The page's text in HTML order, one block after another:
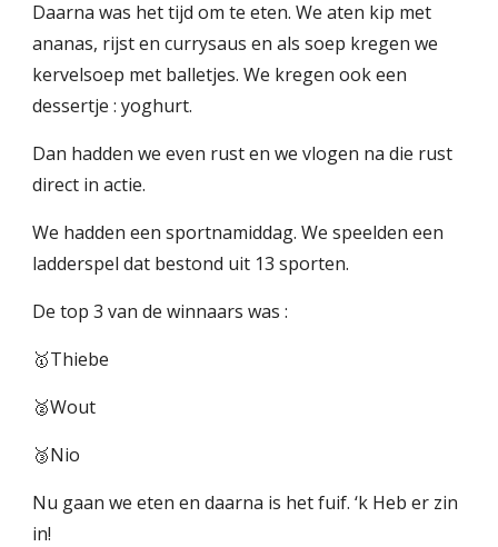
Daarna was het tijd om te eten. We aten kip met
ananas, rijst en currysaus en als soep kregen we
kervelsoep met balletjes. We kregen ook een
dessertje : yoghurt.
Dan hadden we even rust en we vlogen na die rust
direct in actie.
We hadden een sportnamiddag. We speelden een
ladderspel dat bestond uit 13 sporten.
De top 3 van de winnaars was :
🥇Thiebe
🥈Wout
🥉Nio
Nu gaan we eten en daarna is het fuif. ‘k Heb er zin
in!